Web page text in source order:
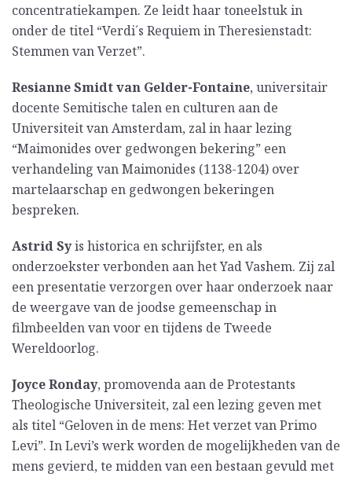
concentratiekampen. Ze leidt haar toneelstuk in
onder de titel “Verdi´s Requiem in Theresienstadt:
Stemmen van Verzet”.
Resianne Smidt van Gelder-Fontaine, universitair
docente Semitische talen en culturen aan de
Universiteit van Amsterdam, zal in haar lezing
“Maimonides over gedwongen bekering” een
verhandeling van Maimonides (1138-1204) over
martelaarschap en gedwongen bekeringen
bespreken.
Astrid Syis historica en schrijfster, en als
onderzoekster verbonden aan het Yad Vashem. Zij zal
een presentatie verzorgen over haar onderzoek naar
de weergave van de joodse gemeenschap in
filmbeelden van voor en tijdens de Tweede
Wereldoorlog.
Joyce Ronday, promovenda aan de Protestants
Theologische Universiteit, zal een lezing geven met
als titel “Geloven in de mens: Het verzet van Primo
Levi”. In Levi’s werk worden de mogelijkheden van de
mens gevierd, te midden van een bestaan gevuld met